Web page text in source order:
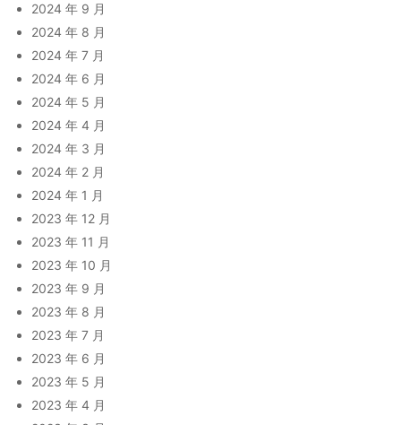
2024 年 9 月
2024 年 8 月
2024 年 7 月
2024 年 6 月
2024 年 5 月
2024 年 4 月
2024 年 3 月
2024 年 2 月
2024 年 1 月
2023 年 12 月
2023 年 11 月
2023 年 10 月
2023 年 9 月
2023 年 8 月
2023 年 7 月
2023 年 6 月
2023 年 5 月
2023 年 4 月